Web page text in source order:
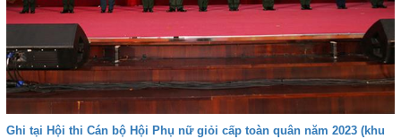
Ghi tại Hội thi Cán bộ Hội Phụ nữ giỏi cấp toàn quân năm 2023 (khu